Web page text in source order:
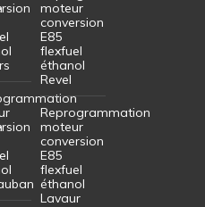
moteur
conversion
E85
flexfuel
éthanol
Revel
Reprogrammation
moteur
conversion
E85
flexfuel
éthanol
Lavaur